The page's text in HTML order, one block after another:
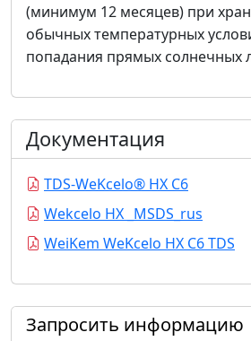
(минимум 12 месяцев) при
обычных температурных
попадания прямых солнечных
Документация
TDS-WeKcelo® HX C6
Wekcelo HX _MSDS_rus
WeiKem WeKcelo HX C6 TDS
Запросить информацию